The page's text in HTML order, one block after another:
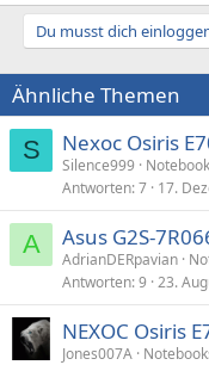
Du musst dich
Ähnliche Themen
S Nexoc Osiris
Silence999
Antworten 7 17.
A Asus G2S-
AdrianDERpavian
Antworten 9 23.
NEXOC Osiris
Jones007A